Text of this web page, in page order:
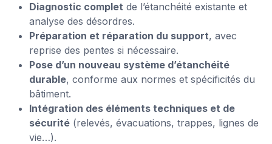
Diagnostic complet de l’étanchéité existante et
analyse des désordres.
Préparation et réparation du support, avec
reprise des pentes si nécessaire.
Pose d’un nouveau système d’étanchéité
durable, conforme aux normes et spécificités du
bâtiment.
Intégration des éléments techniques et de
sécurité (relevés, évacuations, trappes, lignes de
vie…).